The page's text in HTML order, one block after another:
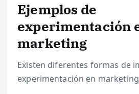
Ejemplos de
experimentación
marketing
Existen diferentes formas de
experimentación en